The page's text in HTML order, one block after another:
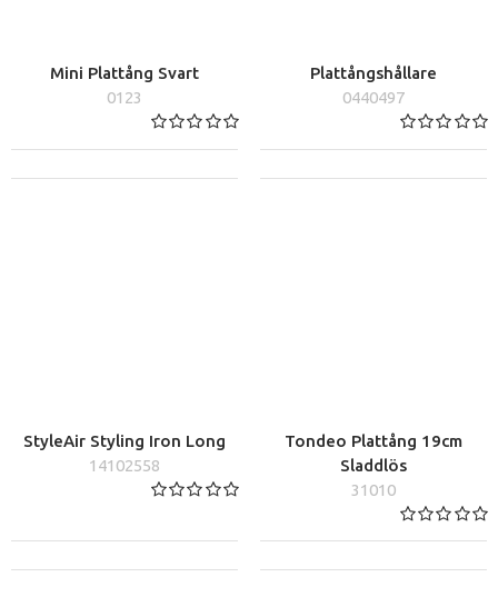
Mini Plattång Svart
0123
Plattångshållare
0440497
StyleAir Styling Iron Long
14102558
Tondeo Plattång 19cm
Sladdlös
31010